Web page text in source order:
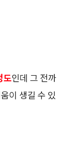
도인데 그 전까
이 생길 수 있